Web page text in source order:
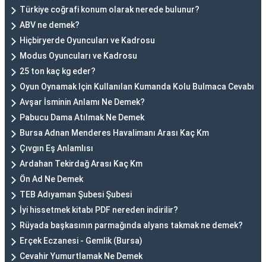
Türkiye coğrafi konum olarak nerede bulunur?
ABV ne demek?
Hiçbiryerde Oyuncuları ve Kadrosu
Modus Oyuncuları ve Kadrosu
25 ton kaç kg eder?
Oyun Oynamak Için Kullanılan Kumanda Kolu Bulmaca Cevabı
Avşar İsminin Anlamı Ne Demek?
Pabucu Dama Atılmak Ne Demek
Bursa Adnan Menderes Havalimanı Arası Kaç Km
Çıvgın Eş Anlamlısı
Ardahan Tekirdağ Arası Kaç Km
Ön Ad Ne Demek
TEB Adıyaman Şubesi Şubesi
İyi hissetmek kitabı PDF nereden indirilir?
Rüyada başkasının parmağında alyans takmak ne demek?
Erçek Eczanesi - Gemlik (Bursa)
Cevahir Yumurtlamak Ne Demek